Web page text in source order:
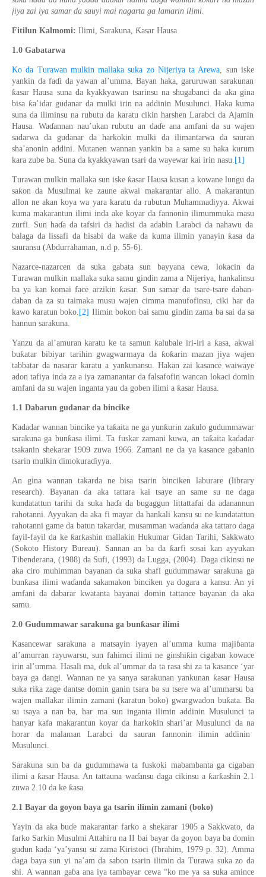
jiya zai iya samar da sauyi mai nagarta ga lamarin ilimi.
Fitilun Kalmomi: Ilimi, Sarakuna, Ƙasar Hausa
1.0 Gabatarwa
Ko da Turawan mulkin mallaka suka zo Nijeriya ta Arewa, suniske
yankin da faɗi da yawan al’umma. Bayan haka, garuruwan sarakunan
ƙasar Hausa suna da kyakkyawan tsarinsu na shugabanci da aka gina
bisa ƙa’idar gudanar da mulki irin na addinin Musulunci. Haka kuma
suna da iliminsu na rubutu da karatu cikin harshen Larabci da Ajamin
Hausa. Waɗannan nau’ukanrubutu an daɗe ana amfanida su wajen
sadarwa da gudanar da harkokin mulki dailimantarwa da sauran
sha’anonin addini. Mutanen wannan yankin ba a same su haka kurum
kara zube ba. Suna da kyakkyawan tsari da wayewar kai irin nasu. [1]
Turawan mulkin mallaka sun iske ƙasar Hausa kusan a kowane lungu da
saƙon da Musulmai ke zaune akwai makarantar allo. A makarantun
allon ne akan koya wa yara karatu da rubutun Muhammadiyya. Akwai
kuma makarantun ilimi inda ake koyar da fannonin ilimummuka masu
zurfi. Sun haɗa da tafsiri da hadisi da adabin Larabci da nahawu da
balaga da lissafi da hisabi da waƙe da kuma ilimin yanayinƙasa da
sauransu (Abdurrahaman, n.d p. 55-6).
Nazarce-nazarcen da suka gabata sun bayyana cewa, lokacin da
Turawan mulkin mallaka suka samu gindin zama a Nijeriya, hankalinsu
ba ya kan komai face arzikinƙasar. Sun samar da tsare-tsare daban-
daban da za su taimaka musu wajen cimma manufofinsu, ciki har da
kawo karatun boko. [2] Ilimin bokon bai samu gindin zama ba sai da sa
hannun sarakuna.
Yanzu da al’amuran karatu ke ta samun ƙalubale iri-iri aƙasa, akwai
buƙatar bibiyar tarihin gwagwarmaya da ƙoƙarin mazan jiya wajen
tabbatar da nasarar karatu a yankunansu. Hakan zai kasance waiwaye
adon tafiya inda za a iya zamanantar da falsafofin wancan lokaci domin
amfani da su wajen inganta yau da goben ilimi a ƙasar Hausa.
1.1 Dabarun gudanar da bincike
Kadadar wannan bincike ya taƙaita ne ga yunƙurin zaƙulo gudummawar
sarakuna ga bunƙasa ilimi. Ta fuskar zamani kuwa, an taƙaita kadadar
tsakanin shekarar 1909 zuwa 1966. Zamani ne da ya kasance gabanin
tsarin mulkin dimokuraɗiyya.
An gina wannan takarda ne bisa tsarin binciken laburare (library
research). Bayanan da aka tattara kai tsaye an same su ne daga
kundatattun tarihi da suka haɗa da bugaggun littattafai da adanannun
rahotanni. Ayyukan da aka fi mayar da hankali kansu su ne kundatattun
rahotanni game da batun takardar, musamman waɗanda aka tattaro daga
fayil-fayil da ke ƙarƙashin mallakin Hukumar Gidan Tarihi, Sakkwato
(Sokoto History Bureau). Sannan an ba da ƙarfi sosai kan ayyukan
Tibenderana, (1988) da Sufi, (1993) da Lugga, (2004). Daga cikinsu ne
aka ciro muhimman bayanan da suka shafi gudummawar sarakuna ga
bunƙasa ilimi waɗanda sakamakon binciken ya dogara a kansu. An yi
amfani da dabarar kwatanta bayanai domin tattance bayanan da aka
samu.
2.0 Gudummawar sarakuna ga bunƙasar ilimi
Kasancewar sarakuna a matsayin iyayen al’umma kuma majiɓanta
al’amurran rayuwarsu, sun fahimci ilimi ne ginshiƙin cigaban kowace
irin al’umma.Hasali ma, duk al’ummar da ta rasa shi za ta kasance ‘yar
baya ga dangi. Wannan ne ya sanya sarakunan yankunanƙasar Hausa
suka riƙa zage dantse domin ganin tsara ba su tsere wa al’ummarsu ba
wajen mallakar ilimin zamani (karatun boko) gwargwadon buƙata. Ba
su tsaya a nan ba, har ma sun inganta ilimin addinin Musulunci ta
hanyar kafa makarantun koyar da harkokin shari’ar Musulunci da na
horar da malamanLarabci da sauran fannoniniliminaddinin
Musulunci.
Sarakuna sun ba da gudummawa ta fuskoki mabambanta ga cigaban
ilimi aƙasar Hausa. An tattauna waɗansu daga cikinsu a ƙarƙashin 2.1
zuwa 2.10 da ke ƙasa.
2.1 Bayar da goyon baya ga tsarin ilimin zamani (boko)
Yayin da aka buɗe makarantar farko a shekarar 1905 a Sakkwato, da
farko Sarkin Musulmi Attahiru na II bai bayar da goyon baya ba domin
gudun kada ‘ya’yansu su zama Kiristoci (Ibrahim, 1979 p.32). Amma
daga baya sun yi na’am da sabon tsarin ilimin da Turawa suka zo da
shi.A wannan gaɓa ana iya tambayar cewa“ko me ya sa suka amince